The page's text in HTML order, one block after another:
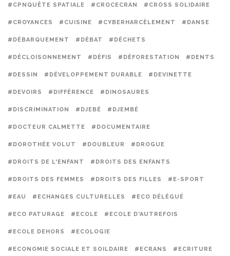
#CPNQUÊTE SPATIALE #CROCECRAN #CROSS SOLIDAIRE
#CROYANCES #CUISINE #CYBERHARCÈLEMENT #DANSE
#DÉBARQUEMENT #DÉBAT #DÉCHETS
#DÉCLOISONNEMENT #DÉFIS #DÉFORESTATION #DENTS
#DESSIN #DÉVELOPPEMENT DURABLE #DEVINETTE
#DEVOIRS #DIFFÉRENCE #DINOSAURES
#DISCRIMINATION #DJEBÉ #DJEMBÉ
#DOCTEUR CALMETTE #DOCUMENTAIRE
#DOROTHÉE VOLUT #DOUBLEUR #DROGUE
#DROITS DE L'ENFANT #DROITS DES ENFANTS
#DROITS DES FEMMES #DROITS DES FILLES #E-SPORT
#EAU #ECHANGES CULTURELLES #ECO DÉLÉGUÉ
#ECO PATURAGE #ECOLE #ECOLE D'AUTREFOIS
#ECOLE DEHORS #ECOLOGIE
#ECONOMIE SOCIALE ET SOILDAIRE #ECRANS #ECRITURE